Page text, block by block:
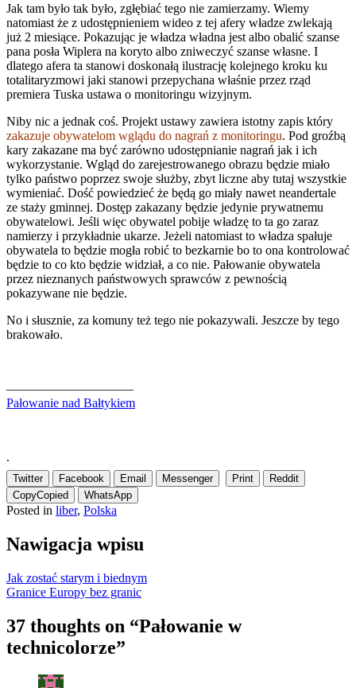
Jak tam było tak było, zgłębiać tego nie zamierzamy. Wiemy
natomiast że z udostępnieniem wideo z tej afery władze zwlekają
już 2 miesiące. Pokazując je władza władna jest albo obalić szanse
pana posła Wiplera na koryto albo zniweczyć szanse własne. I
dlatego afera ta stanowi doskonałą ilustrację kolejnego kroku ku
totalitaryzmowi jaki stanowi przepychana właśnie przez rząd
premiera Tuska ustawa o monitoringu wizyjnym.
Niby nic a jednak coś. Projekt ustawy zawiera istotny zapis który
zakazuje obywatelom wglądu do nagrań z monitoringu. Pod groźbą
kary zakazane ma być zarówno udostępnianie nagrań jak i ich
wykorzystanie. Wgląd do zarejestrowanego obrazu będzie miało
tylko państwo poprzez swoje służby, zbyt liczne aby tutaj wszystkie
wymieniać. Dość powiedzieć że będą go miały nawet neandertale
ze staży gminnej. Dostęp zakazany będzie jedynie prywatnemu
obywatelowi. Jeśli więc obywatel pobije władzę to ta go zaraz
namierzy i przykładnie ukarze. Jeżeli natomiast to władza spałuje
obywatela to będzie mogła robić to bezkarnie bo to ona kontrolować
będzie to co kto będzie widział, a co nie. Pałowanie obywatela
przez nieznanych państwowych sprawców z pewnością
pokazywane nie będzie.
No i słusznie, za komuny też tego nie pokazywali. Jeszcze by tego
brakowało.
——————————
Pałowanie nad Bałtykiem
.
Twitter Facebook Email Messenger Print
Reddit
CopyCopied WhatsApp
Posted in liber, Polska
Nawigacja wpisu
Jak zostać starym i biednym
Granice Europy bez granic
37 thoughts on “Pałowanie w
technicolorze”